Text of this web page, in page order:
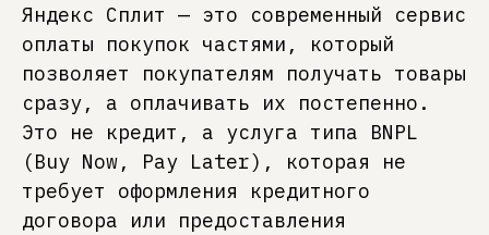
Яндекс Сплит — это современный сервис
оплаты покупок частями, который
позволяет покупателям получать товары
сразу, а оплачивать их постепенно.
Это не кредит, а услуга типа BNPL
(Buy Now, Pay Later), которая не
требует оформления кредитного
договора или предоставления